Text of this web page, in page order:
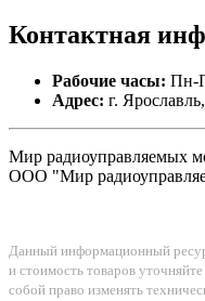
Контактная
Рабочие часы: Пн-
Адрес: г.
Мир радиоуправляемых
ООО "Мир
Данный информационный
и стоимость товаров
собой право изменять